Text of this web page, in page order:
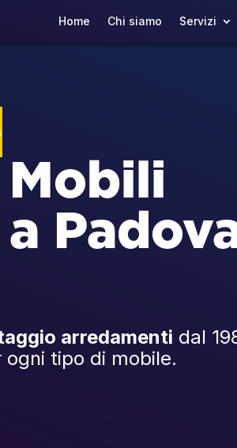
Home Chi siamo Servizi
Mobili
arredamenti dal
tipo di mobile.